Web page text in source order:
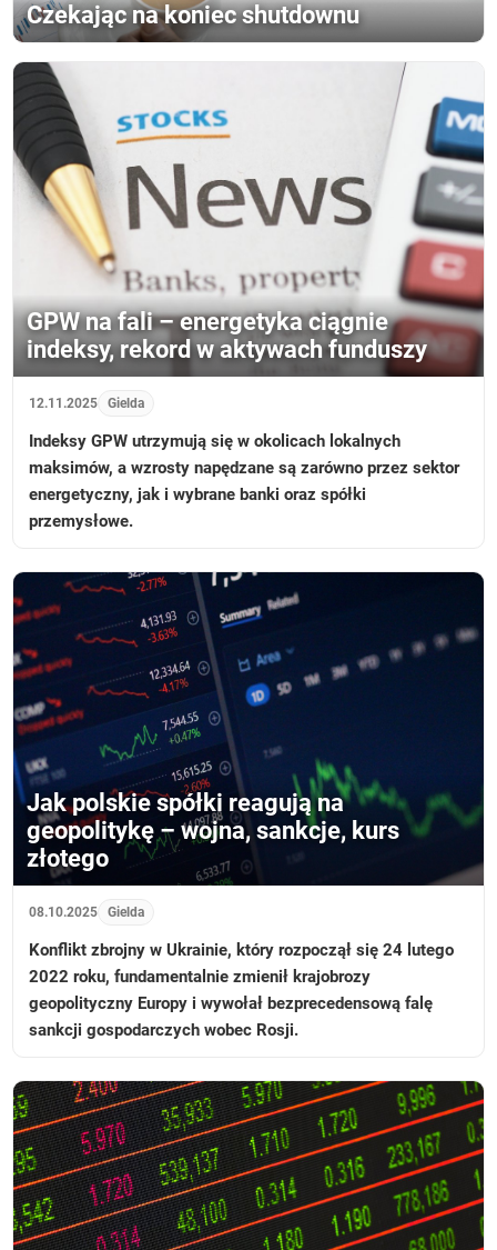
Czekając na koniec shutdownu
GPW na fali – energetyka ciągnie
indeksy, rekord w aktywach funduszy
12.11.2025 Gielda
Indeksy GPW utrzymują się w okolicach lokalnych
maksimów, a wzrosty napędzane są zarówno przez sektor
energetyczny, jak i wybrane banki oraz spółki
przemysłowe.
Jak polskie spółki reagują na
geopolitykę – wojna, sankcje, kurs
złotego
08.10.2025 Gielda
Konflikt zbrojny w Ukrainie, który rozpoczął się 24 lutego
2022 roku, fundamentalnie zmienił krajobrozy
geopolityczny Europy i wywołał bezprecedensową falę
sankcji gospodarczych wobec Rosji.